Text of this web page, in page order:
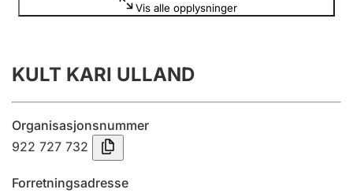
Årsrekneskap
Innsending og forseinkingsgebyr
Tinglysing
Vis alle opplysninger
KULT KARI ULLAND
Organisasjonsnummer
922 727 732
Forretningsadresse